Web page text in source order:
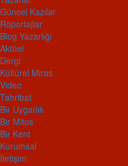
Güncel Kazılar
Röportajlar
Blog Yazarlığı
Aktüel
Dergi
Kültürel Miras
Video
Tahribat
Bir Uygarlık
Bir Mitos
Bir Kent
Kurumsal
İletişim